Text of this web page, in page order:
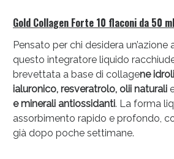
Gold Collagen Forte 10 flaconi da 50 ml
Pensato per chi desidera
questo integratore liquido
brevettata a base di collagene
ialuronico, resveratrolo, olii naturali
e minerali antiossidanti. La forma
assorbimento rapido e profondo,
già dopo poche settimane.